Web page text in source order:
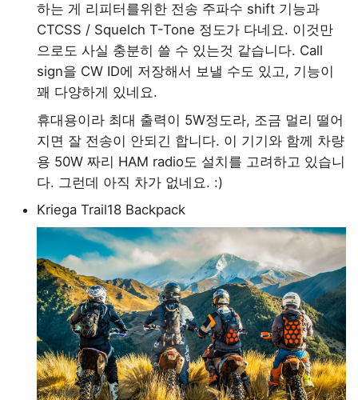
하는 게 리피터를위한 전송 주파수 shift 기능과
CTCSS / Squelch T-Tone 정도가 다네요. 이것만
으로도 사실 충분히 쓸 수 있는것 같습니다. Call
sign을 CW ID에 저장해서 보낼 수도 있고, 기능이
꽤 다양하게 있네요.
휴대용이라 최대 출력이 5W정도라, 조금 멀리 떨어
지면 잘 전송이 안되긴 합니다. 이 기기와 함께 차량
용 50W 짜리 HAM radio도 설치를 고려하고 있습니
다. 그런데 아직 차가 없네요. :)
Kriega Trail18 Backpack